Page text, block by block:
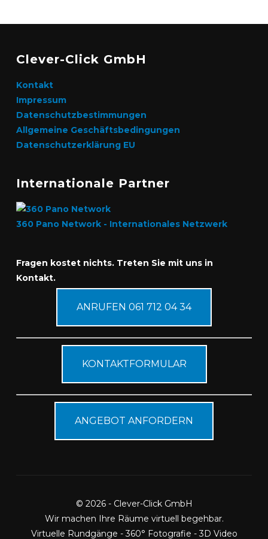
Clever-Click GmbH
Kontakt
Impressum
Datenschutzbestimmungen
Allgemeine Geschäftsbedingungen
Datenschutzerklärung EU
Internationale Partner
360 Pano Network - Internationales Netzwerk
Fragen kostet nichts. Treten Sie mit uns in
Kontakt.
ANRUFEN 061 712 04 34
KONTAKTFORMULAR
ANGEBOT ANFORDERN
© 2026 - Clever-Click GmbH
Wir machen Ihre Räume virtuell begehbar.
Virtuelle Rundgänge - 360° Fotografie - 3D Video